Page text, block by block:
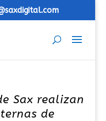
Sax realizan
de